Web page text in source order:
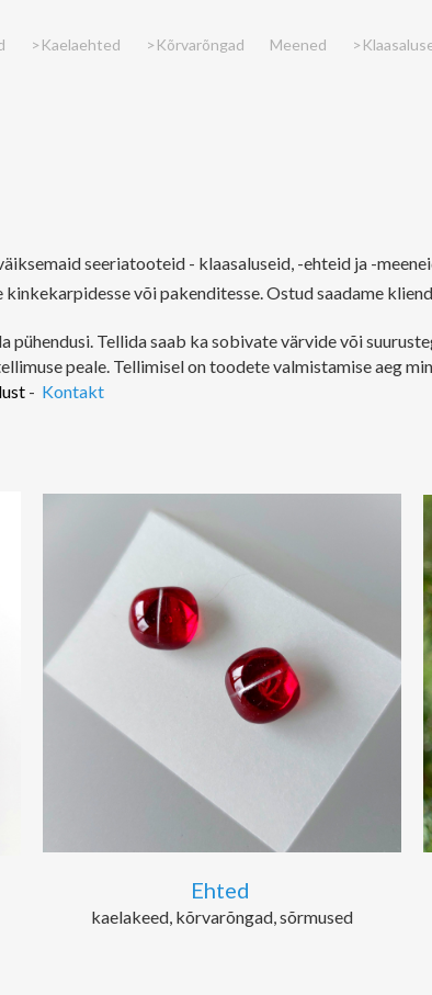
>Kaelaehted >Kõrvarõngad Meened
seeriatooteid - klaasaluseid, -ehteid ja -
kinkekarpidesse või pakenditesse.Ostud saadame
Tellida saab ka sobivate värvide või
peale. Tellimisel on toodete valmistamise aeg
- Kontakt
Ehted
kaelakeed, kõrvarõngad, sõrmused